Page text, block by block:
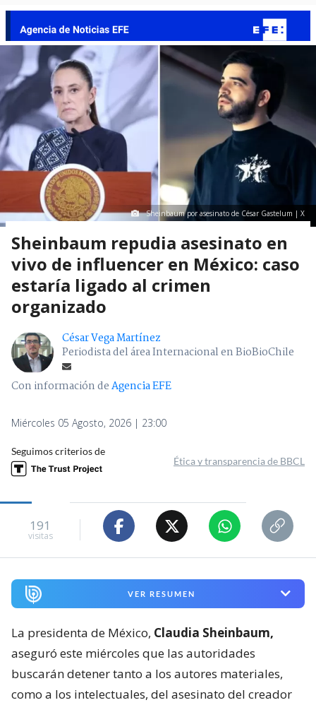
Sheinbaum por asesinato de César Gastelum | X
Sheinbaum repudia asesinato en
vivo de influencer en México: caso
estaría ligado al crimen
organizado
César Vega Martínez
Periodista del área Internacional en BioBioChile
Con información deAgencia EFE
Miércoles 05 Agosto, 2026 | 23:00
Seguimos criterios de
Ética y transparencia de BBCL
191
visitas
VER RESUMEN
La presidenta de México, Claudia Sheinbaum,
aseguró este miércoles que las autoridades
buscarán detener tanto a los autores materiales,
como a los intelectuales, del asesinato del creador